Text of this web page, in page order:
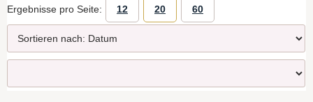
Ergebnisse pro Seite: 12 20 60